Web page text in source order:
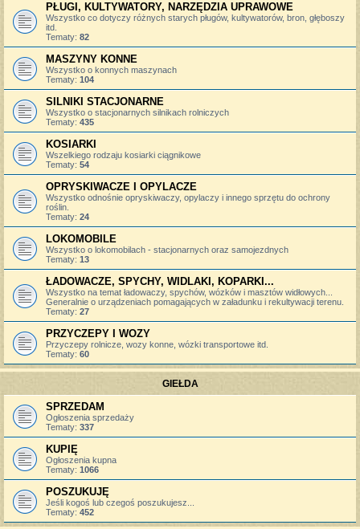
PŁUGI, KULTYWATORY, NARZĘDZIA UPRAWOWE
Wszystko co dotyczy różnych starych pługów, kultywatorów, bron, głęboszy
itd.
Tematy: 82
MASZYNY KONNE
Wszystko o konnych maszynach
Tematy: 104
SILNIKI STACJONARNE
Wszystko o stacjonarnych silnikach rolniczych
Tematy: 435
KOSIARKI
Wszelkiego rodzaju kosiarki ciągnikowe
Tematy: 54
OPRYSKIWACZE I OPYLACZE
Wszystko odnośnie opryskiwaczy, opylaczy i innego sprzętu do ochrony
roślin.
Tematy: 24
LOKOMOBILE
Wszystko o lokomobilach - stacjonarnych oraz samojezdnych
Tematy: 13
ŁADOWACZE, SPYCHY, WIDLAKI, KOPARKI...
Wszystko na temat ładowaczy, spychów, wózków i masztów widłowych...
Generalnie o urządzeniach pomagających w załadunku i rekultywacji terenu.
Tematy: 27
PRZYCZEPY I WOZY
Przyczepy rolnicze, wozy konne, wózki transportowe itd.
Tematy: 60
GIEŁDA
SPRZEDAM
Ogłoszenia sprzedaży
Tematy: 337
KUPIĘ
Ogłoszenia kupna
Tematy: 1066
POSZUKUJĘ
Jeśli kogoś lub czegoś poszukujesz...
Tematy: 452